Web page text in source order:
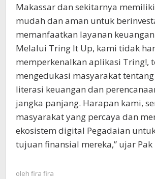
Makassar dan sekitarnya
mudah dan aman untuk
memanfaatkan layanan
Melalui Tring It Up, kami tidak
memperkenalkan aplikasi Tring!,
mengedukasi masyarakat
literasi keuangan dan
jangka panjang. Harapan kami,
masyarakat yang percaya dan
ekosistem digital Pegadaian
tujuan finansial mereka,” ujar Pak
oleh fira fira